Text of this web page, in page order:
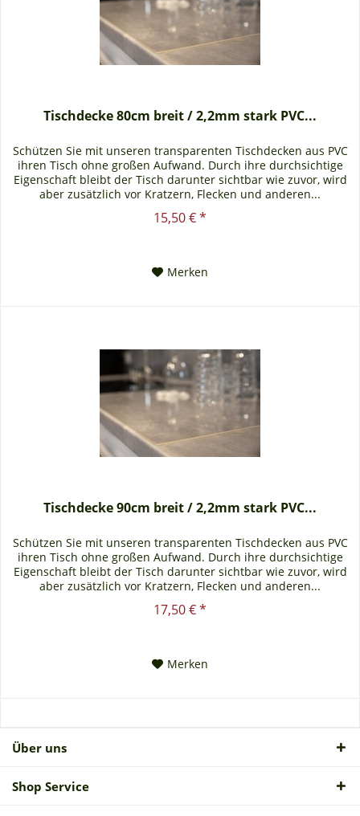
Tischdecke 80cm breit / 2,2mm stark PVC...
Schützen Sie mit unseren transparenten Tischdecken aus PVC
ihren Tisch ohne großen Aufwand. Durch ihre durchsichtige
Eigenschaft bleibt der Tisch darunter sichtbar wie zuvor, wird
aber zusätzlich vor Kratzern, Flecken und anderen...
15,50 € *
Merken
Tischdecke 90cm breit / 2,2mm stark PVC...
Schützen Sie mit unseren transparenten Tischdecken aus PVC
ihren Tisch ohne großen Aufwand. Durch ihre durchsichtige
Eigenschaft bleibt der Tisch darunter sichtbar wie zuvor, wird
aber zusätzlich vor Kratzern, Flecken und anderen...
17,50 € *
Merken
Über uns
Shop Service